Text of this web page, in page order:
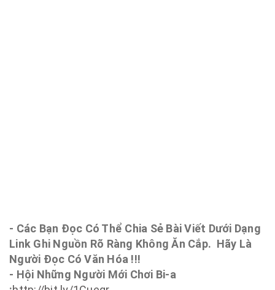
- Các Bạn Đọc Có Thể Chia Sẻ Bài Viết Dưới Dạng
Link Ghi Nguồn Rõ Ràng Không Ăn Cắp. Hãy Là
Người Đọc Có Văn Hóa !!!
- Hội Những Người Mới Chơi Bi-a